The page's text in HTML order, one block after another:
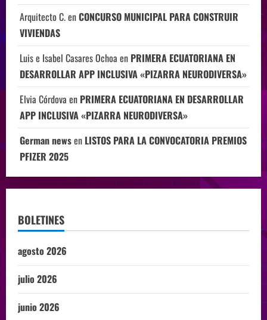
Arquitecto C.enCONCURSO MUNICIPAL PARA CONSTRUIR
VIVIENDAS
Luis e Isabel Casares Ochoa en PRIMERA ECUATORIANA EN
DESARROLLAR APP INCLUSIVA «PIZARRA NEURODIVERSA»
Elvia Córdova en PRIMERA ECUATORIANA EN DESARROLLAR
APP INCLUSIVA «PIZARRA NEURODIVERSA»
German newsen LISTOS PARA LA CONVOCATORIA PREMIOS
PFIZER 2025
BOLETINES
agosto 2026
julio 2026
junio 2026